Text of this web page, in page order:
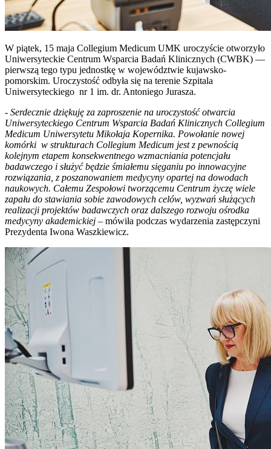
W piątek, 15 maja Collegium Medicum UMK uroczyście otworzyło
Uniwersyteckie Centrum Wsparcia Badań Klinicznych (CWBK) —
pierwszą tego typu jednostkę w województwie kujawsko-
pomorskim. Uroczystość odbyła się na terenie Szpitala
Uniwersyteckiego nr 1 im. dr. Antoniego Jurasza.
- Serdecznie dziękuję za zaproszenie na uroczystość otwarcia
Uniwersyteckiego Centrum Wsparcia Badań Klinicznych Collegium
Medicum Uniwersytetu Mikołaja Kopernika. Powołanie nowej
komórki w strukturach Collegium Medicum jest z pewnością
kolejnym etapem konsekwentnego wzmacniania potencjału
badawczego i służyć będzie śmiałemu sięganiu po innowacyjne
rozwiązania, z poszanowaniem medycyny opartej na dowodach
naukowych. Całemu Zespołowi tworzącemu Centrum życzę wiele
zapału do stawiania sobie zawodowych celów, wyzwań służących
realizacji projektów badawczych oraz dalszego rozwoju ośrodka
medycyny akademickiej – mówiła podczas wydarzenia zastępczyni
Prezydenta Iwona Waszkiewicz.